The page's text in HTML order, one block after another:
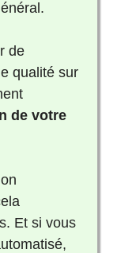
de
qualité sur
de votre
Et si vous